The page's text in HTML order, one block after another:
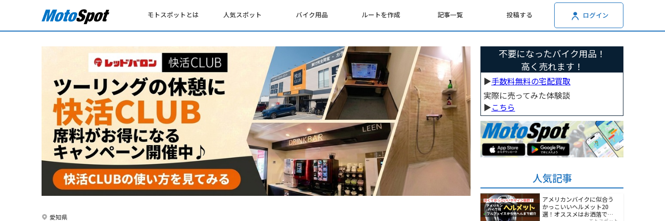
モトスポットとは 人気スポット バイク用品 ルートを作成 記事一覧 投稿する ログイン
愛知県
不要になったバイク用品！
高く売れます！
▶︎手数料無料の宅配買取
実際に売ってみた体験談
▶︎こちら
人気記事
アメリカンバイクに似合う
かっこいいヘルメット20
選！オススメはお洒落でワ